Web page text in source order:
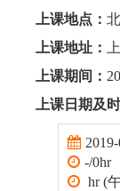
上课地点：
上课地址：
上课期间：
上课日期及
-/0hr
hr (